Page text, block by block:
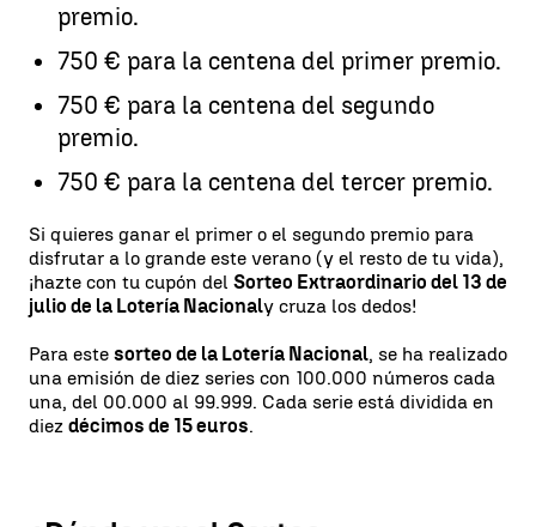
premio.
750 € para la centena del primer premio.
750 € para la centena del segundo
premio.
750 € para la centena del tercer premio.
Si quieres ganar el primer o el segundo premio para
disfrutar a lo grande este verano (y el resto de tu vida),
¡hazte con tu cupón del Sorteo Extraordinario del 13 de
julio de la Lotería Nacionaly cruza los dedos!
Para este sorteo de la Lotería Nacional, se ha realizado
una emisión de diez series con 100.000 números cada
una, del 00.000 al 99.999. Cada serie está dividida en
diez décimos de 15 euros.